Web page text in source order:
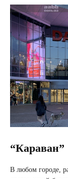
“Караван”
В любом городе,